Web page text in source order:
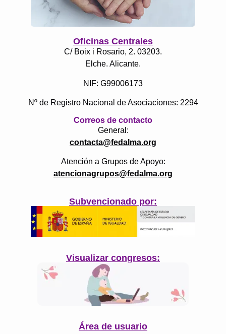
Oficinas Centrales
C/ Boix i Rosario, 2. 03203.
Elche. Alicante.
NIF: G99006173
Nº de Registro Nacional de Asociaciones: 2294
Correos de contacto
General:
contacta@fedalma.org
Atención a Grupos de Apoyo:
atencionagrupos@fedalma.org
Subvencionado por:
Visualizar congresos:
Área de usuario